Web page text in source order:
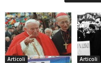
Articoli Articoli